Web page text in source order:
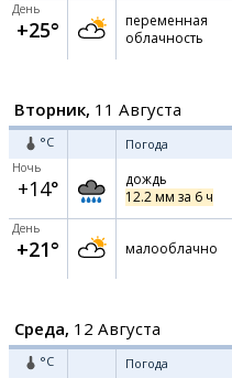
День
+25°
переменная
облачность
Вторник, 11 Августа
°C Погода
Ночь
+14°
дождь
12.2 мм за 6 ч
День
+21° малооблачно
Среда, 12 Августа
°C Погода